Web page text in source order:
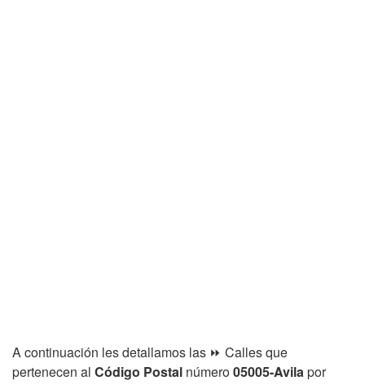
A continuación les detallamos las ⏩ Calles que
pertenecen al Código Postal número05005-Avilapor